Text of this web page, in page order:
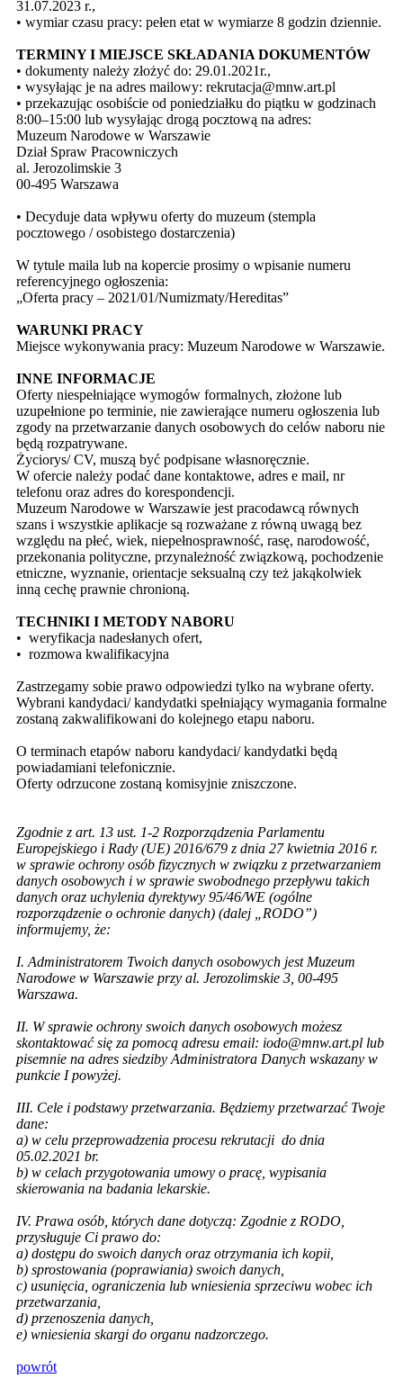
31.07.2023 r.,
• wymiar czasu pracy: pełen etat w wymiarze 8 godzin dziennie.
TERMINY I MIEJSCE SKŁADANIA DOKUMENTÓW
• dokumenty należy złożyć do: 29.01.2021r.,
• wysyłając je na adres mailowy: rekrutacja@mnw.art.pl
• przekazując osobiście od poniedziałku do piątku w godzinach
8:00–15:00 lub wysyłając drogą pocztową na adres:
Muzeum Narodowe w Warszawie
Dział Spraw Pracowniczych
al. Jerozolimskie 3
00-495 Warszawa
• Decyduje data wpływu oferty do muzeum (stempla
pocztowego / osobistego dostarczenia)
W tytule maila lub na kopercie prosimy o wpisanie numeru
referencyjnego ogłoszenia:
„Oferta pracy – 2021/01/Numizmaty/Hereditas”
WARUNKI PRACY
Miejsce wykonywania pracy: Muzeum Narodowe w Warszawie.
INNE INFORMACJE
Oferty niespełniające wymogów formalnych, złożone lub
uzupełnione po terminie, nie zawierające numeru ogłoszenia lub
zgody na przetwarzanie danych osobowych do celów naboru nie
będą rozpatrywane.
Życiorys/ CV, muszą być podpisane własnoręcznie.
W ofercie należy podać dane kontaktowe, adres e mail, nr
telefonu oraz adres do korespondencji.
Muzeum Narodowe w Warszawie jest pracodawcą równych
szans i wszystkie aplikacje są rozważane z równą uwagą bez
względu na płeć, wiek, niepełnosprawność, rasę, narodowość,
przekonania polityczne, przynależność związkową, pochodzenie
etniczne, wyznanie, orientacje seksualną czy też jakąkolwiek
inną cechę prawnie chronioną.
TECHNIKI I METODY NABORU
• weryfikacja nadesłanych ofert,
• rozmowa kwalifikacyjna
Zastrzegamy sobie prawo odpowiedzi tylko na wybrane oferty.
Wybrani kandydaci/ kandydatki spełniający wymagania formalne
zostaną zakwalifikowani do kolejnego etapu naboru.
O terminach etapów naboru kandydaci/ kandydatki będą
powiadamiani telefonicznie.
Oferty odrzucone zostaną komisyjnie zniszczone.
Zgodnie z art. 13 ust. 1-2 Rozporządzenia Parlamentu
Europejskiego i Rady (UE) 2016/679 z dnia 27 kwietnia 2016 r.
w sprawie ochrony osób fizycznych w związku z przetwarzaniem
danych osobowych i w sprawie swobodnego przepływu takich
danych oraz uchylenia dyrektywy 95/46/WE (ogólne
rozporządzenie o ochronie danych) (dalej „RODO”)
informujemy, że:
I. Administratorem Twoich danych osobowych jest Muzeum
Narodowe w Warszawie przy al. Jerozolimskie 3, 00-495
Warszawa.
II. W sprawie ochrony swoich danych osobowych możesz
skontaktować się za pomocą adresu email: iodo@mnw.art.pl lub
pisemnie na adres siedziby Administratora Danych wskazany w
punkcie I powyżej.
III. Cele i podstawy przetwarzania. Będziemy przetwarzać Twoje
dane:
a) w celu przeprowadzenia procesu rekrutacji do dnia
05.02.2021 br.
b) w celach przygotowania umowy o pracę, wypisania
skierowania na badania lekarskie.
IV. Prawa osób, których dane dotyczą: Zgodnie z RODO,
przysługuje Ci prawo do:
a) dostępu do swoich danych oraz otrzymania ich kopii,
b) sprostowania (poprawiania) swoich danych,
c) usunięcia, ograniczenia lub wniesienia sprzeciwu wobec ich
przetwarzania,
d) przenoszenia danych,
e) wniesienia skargi do organu nadzorczego.
powrót